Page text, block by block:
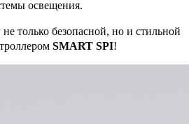
освещения.
только безопасной, но и стильной
SMART SPI!